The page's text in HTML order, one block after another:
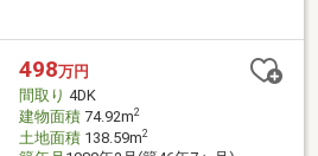
498万円
間取り 4DK
建物面積74.92m2
土地面積138.59m2